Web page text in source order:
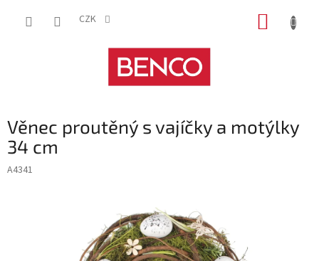
CZK
Věnec proutěný s vajíčky a motýlky
34 cm
A4341